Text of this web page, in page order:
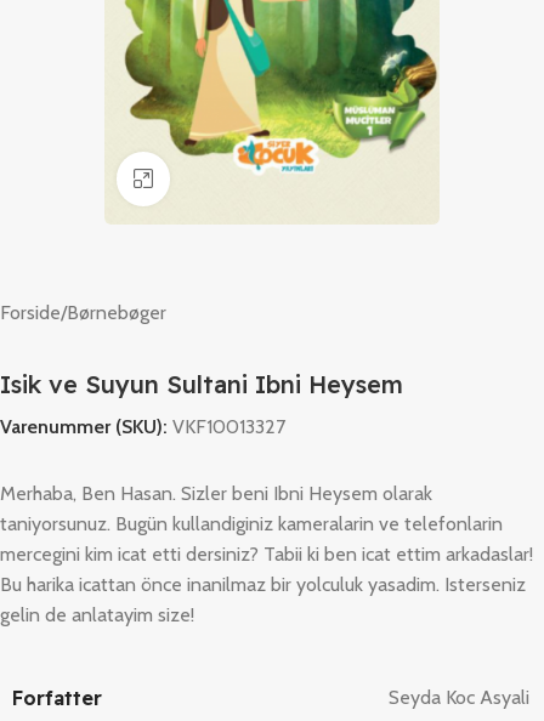
Klik for at forstørre
Forside/Børnebøger
Isik ve Suyun Sultani Ibni Heysem
Varenummer (SKU): VKF10013327
Merhaba, Ben Hasan. Sizler beni Ibni Heysem olarak
taniyorsunuz. Bugün kullandiginiz kameralarin ve telefonlarin
mercegini kim icat etti dersiniz? Tabii ki ben icat ettim arkadaslar!
Bu harika icattan önce inanilmaz bir yolculuk yasadim. Isterseniz
gelin de anlatayim size!
Forfatter Seyda Koc Asyali